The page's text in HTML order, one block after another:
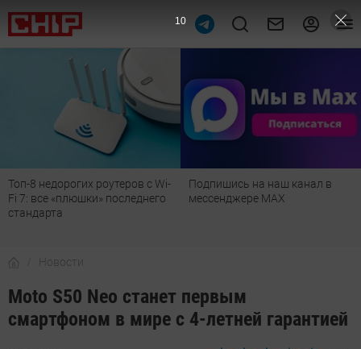
Топ-8 недорогих роутеров с Wi-
Fi 7: все «плюшки» последнего
стандарта
Подпишись на наш канал в
мессенджере МАХ
Новости
Moto S50 Neo станет первым
смартфоном в мире с 4-летней гарантией
9